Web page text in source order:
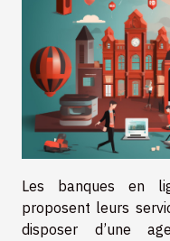
Les banques en
proposent leurs
disposer d’une